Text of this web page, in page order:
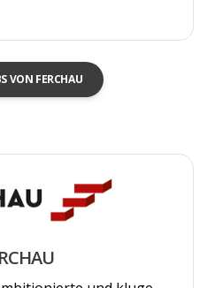
VON FERCHAU